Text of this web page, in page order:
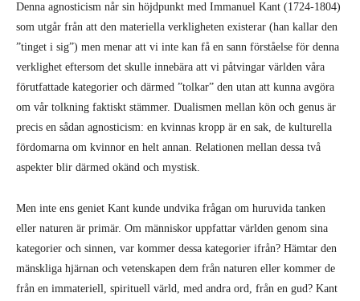
Denna agnosticism når sin höjdpunkt med Immanuel Kant (1724-1804)
som utgår från att den materiella verkligheten existerar (han kallar den
”tinget i sig”) men menar att vi inte kan få en sann förståelse för denna
verklighet eftersom det skulle innebära att vi påtvingar världen våra
förutfattade kategorier och därmed ”tolkar” den utan att kunna avgöra
om vår tolkning faktiskt stämmer. Dualismen mellan kön och genus är
precis en sådan agnosticism: en kvinnas kropp är en sak, de kulturella
fördomarna om kvinnor en helt annan. Relationen mellan dessa två
aspekter blir därmed okänd och mystisk.
Men inte ens geniet Kant kunde undvika frågan om huruvida tanken
eller naturen är primär. Om människor uppfattar världen genom sina
kategorier och sinnen, var kommer dessa kategorier ifrån? Hämtar den
mänskliga hjärnan och vetenskapen dem från naturen eller kommer de
från en immateriell, spirituell värld, med andra ord, från en gud? Kant